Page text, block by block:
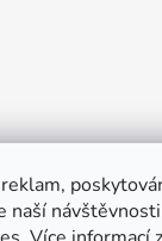
naší návštěvnosti